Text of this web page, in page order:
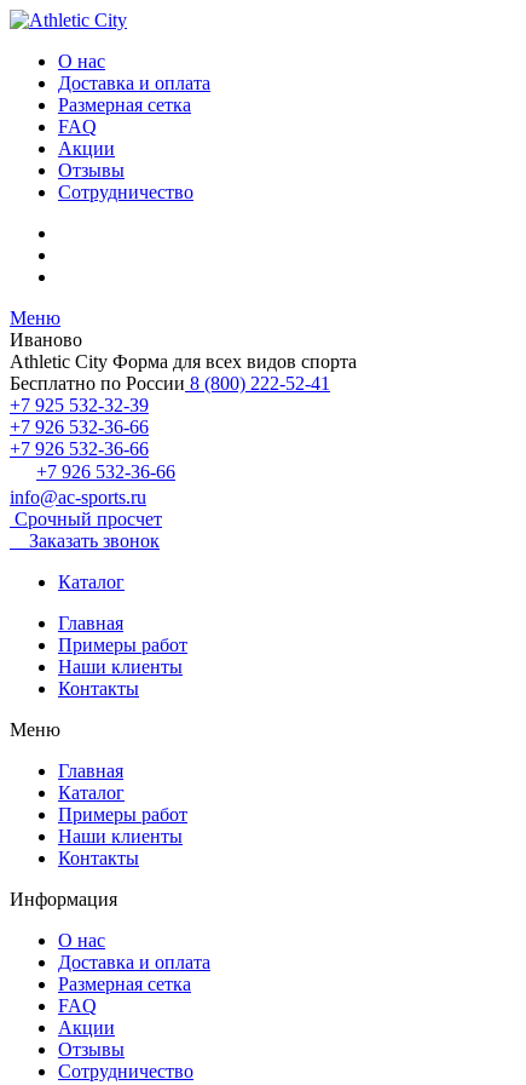
О нас
Доставка и оплата
Размерная сетка
FAQ
Акции
Отзывы
Сотрудничество
Меню
Иваново
Athletic City Форма для всех видов спорта
Бесплатно по России 8 (800) 222-52-41
+7 925 532-32-39
+7 926 532-36-66
+7 926 532-36-66
+7 926 532-36-66
info@ac-sports.ru
Срочный просчет
Заказать звонок
Каталог
Главная
Примеры работ
Наши клиенты
Контакты
Меню
Главная
Каталог
Примеры работ
Наши клиенты
Контакты
Информация
О нас
Доставка и оплата
Размерная сетка
FAQ
Акции
Отзывы
Сотрудничество